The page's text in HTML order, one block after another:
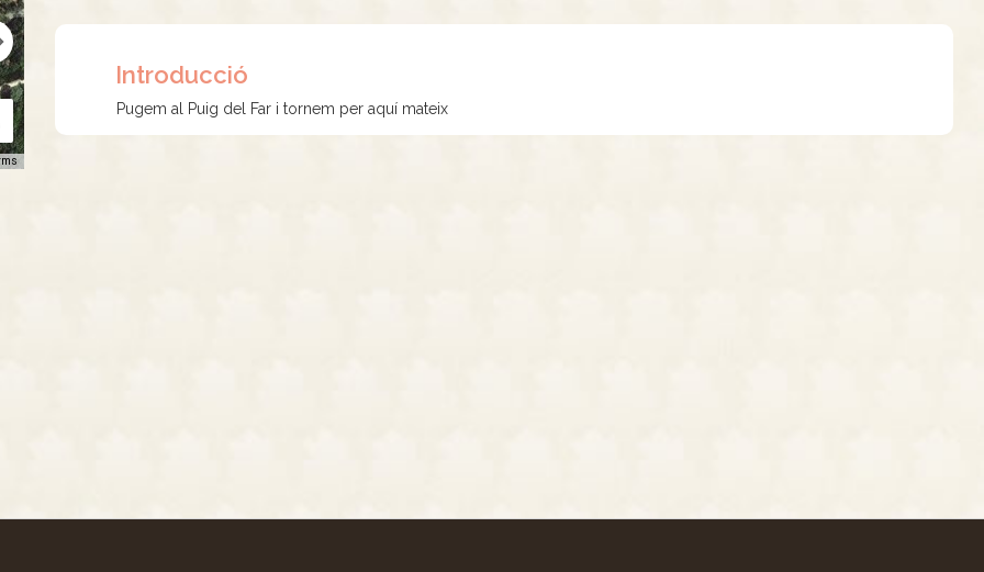
Introducció
Pugem al Puig del Far i tornem per aquí mateix